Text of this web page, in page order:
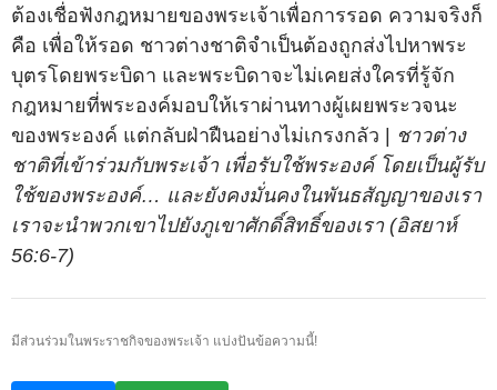
ต้องเชื่อฟังกฎหมายของพระเจ้าเพื่อการรอด ความจริงก็
คือ เพื่อให้รอด ชาวต่างชาติจำเป็นต้องถูกส่งไปหาพระ
บุตรโดยพระบิดา และพระบิดาจะไม่เคยส่งใครที่รู้จัก
กฎหมายที่พระองค์มอบให้เราผ่านทางผู้เผยพระวจนะ
ของพระองค์ แต่กลับฝ่าฝืนอย่างไม่เกรงกลัว | ชาวต่าง
ชาติที่เข้าร่วมกับพระเจ้า เพื่อรับใช้พระองค์ โดยเป็นผู้รับ
ใช้ของพระองค์… และยังคงมั่นคงในพันธสัญญาของเรา
เราจะนำพวกเขาไปยังภูเขาศักดิ์สิทธิ์ของเรา (อิสยาห์
56:6-7)
มีส่วนร่วมในพระราชกิจของพระเจ้า แบ่งปันข้อความนี้!